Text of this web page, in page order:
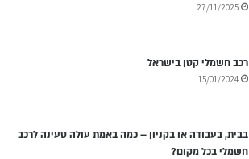
27/11/2025
רכב חשמלי קטן בישראל
15/01/2024
בבית, בעבודה או בקניון – כמה באמת עולה טעינה לרכב
חשמלי בכל מקום?